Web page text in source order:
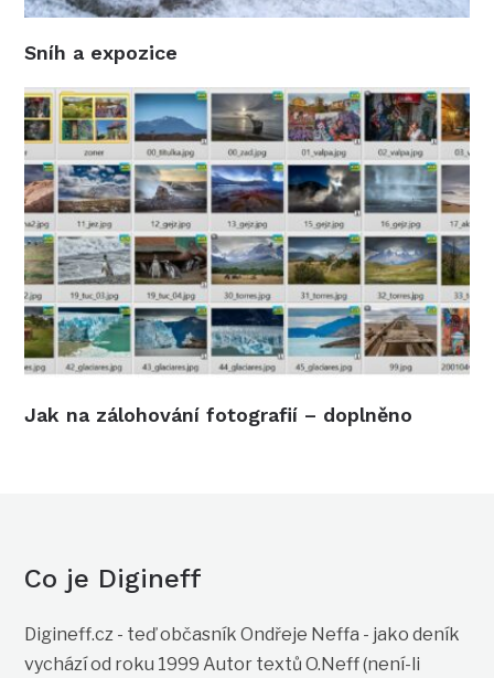
Sníh a expozice
Jak na zálohování fotografií – doplněno
Co je Digineff
Digineff.cz - teď občasník Ondřeje Neffa - jako deník
vychází od roku 1999 Autor textů O.Neff (není-li